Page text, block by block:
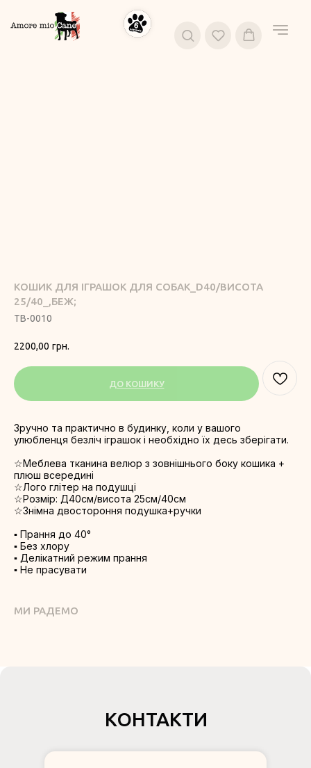
КОШИК ДЛЯ ІГРАШОК ДЛЯ СОБАК_D40/ВИСОТА
25/40_,БЕЖ;
TB-0010
2200,00 грн.
ДО КОШИКУ
Зручно та практично в будинку, коли у вашого
улюбленця безліч іграшок і необхідно їх десь зберігати.
☆Меблева тканина велюр з зовнішнього боку кошика +
плюш всередині
☆Лого глітер на подушці
☆Розмір: Д40см/висота 25см/40см
☆Знімна двостороння подушка+ручки
▪︎ Прання до 40°
▪︎ Без хлору
▪︎ Делікатний режим прання
▪︎ Не прасувати
МИ РАДЕМО
КОНТАКТИ